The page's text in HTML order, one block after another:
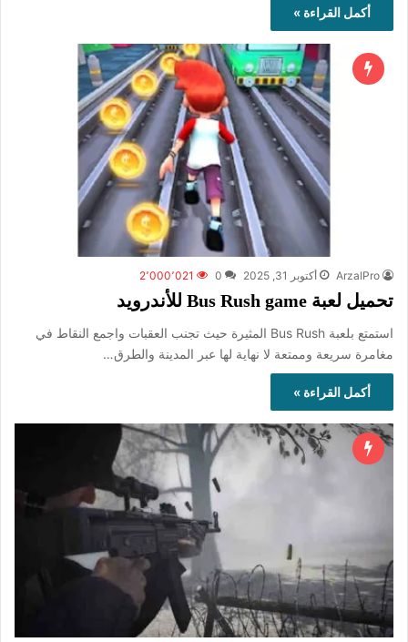
أكمل القراءة »
ArzalPro أكتوبر 31, 2025 0 2٬000٬021
تحميل لعبة Bus Rush game للأندرويد
استمتع بلعبة Bus Rush المثيرة حيث تجنب العقبات واجمع النقاط في
مغامرة سريعة وممتعة لا نهاية لها عبر المدينة والطرق…
أكمل القراءة »